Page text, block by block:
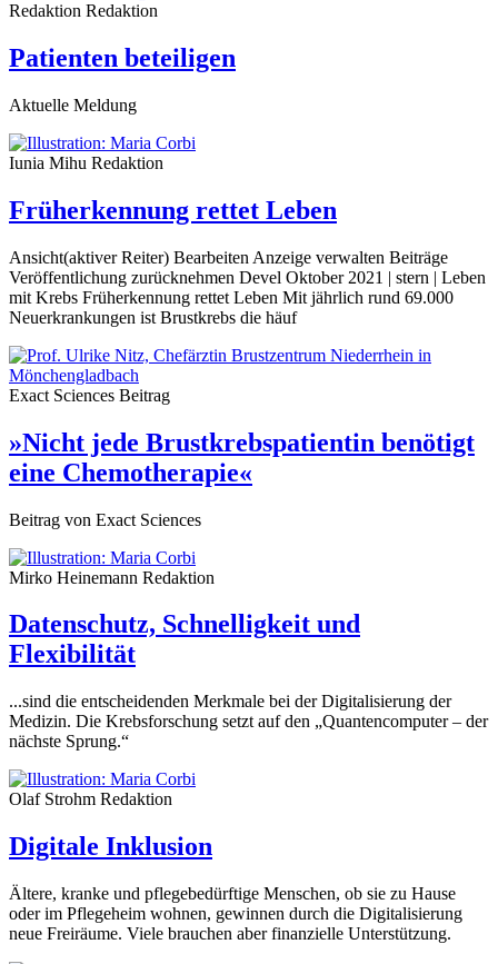
Redaktion Redaktion
Patienten beteiligen
Aktuelle Meldung
Iunia Mihu Redaktion
Früherkennung rettet Leben
Ansicht(aktiver Reiter) Bearbeiten Anzeige verwalten Beiträge
Veröffentlichung zurücknehmen Devel Oktober 2021 | stern | Leben
mit Krebs Früherkennung rettet Leben Mit jährlich rund 69.000
Neuerkrankungen ist Brustkrebs die häuf
Exact Sciences Beitrag
»Nicht jede Brustkrebspatientin benötigt
eine Chemotherapie«
Beitrag von Exact Sciences
Mirko Heinemann Redaktion
Datenschutz, Schnelligkeit und
Flexibilität
...sind die entscheidenden Merkmale bei der Digitalisierung der
Medizin. Die Krebsforschung setzt auf den „Quantencomputer – der
nächste Sprung.“
Olaf Strohm Redaktion
Digitale Inklusion
Ältere, kranke und pflegebedürftige Menschen, ob sie zu Hause
oder im Pflegeheim wohnen, gewinnen durch die Digitalisierung
neue Freiräume. Viele brauchen aber finanzielle Unterstützung.